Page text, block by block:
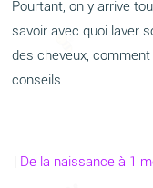
Pourtant, on y arrive
savoir avec quoi laver
des cheveux,
conseils.
| De la naissance à 1